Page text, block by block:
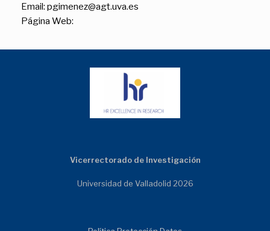
Email: pgimenez@agt.uva.es
Página Web:
Vicerrectorado de Investigación
Universidad de Valladolid 2026